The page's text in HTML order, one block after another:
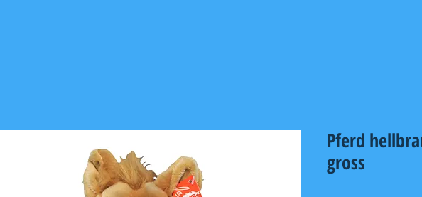
Pferd
gross